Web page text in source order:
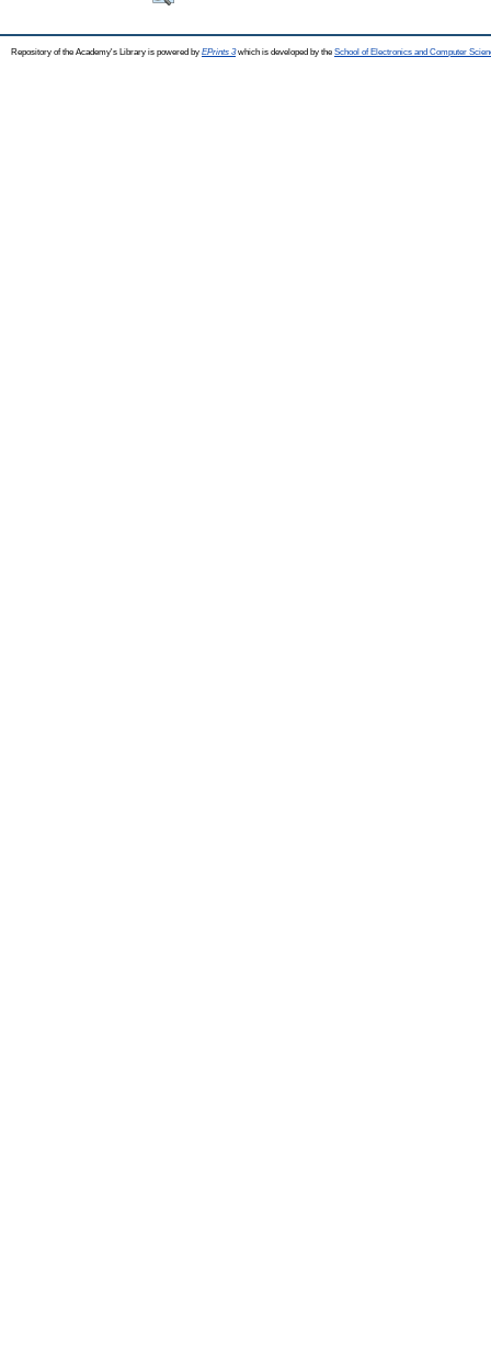
Repository of the Academy's Library is powered by EPrints 3which is developed by the School of Electronics and Computer